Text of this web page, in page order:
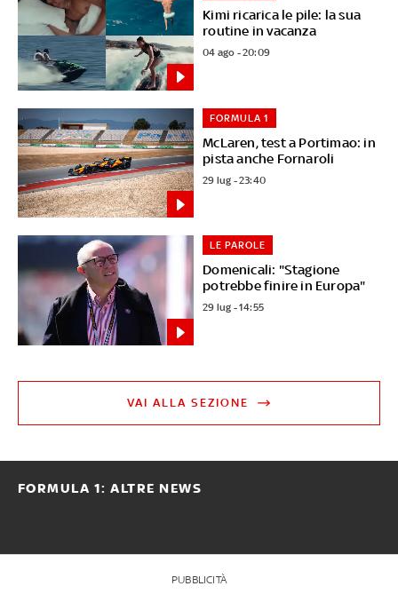
Kimi ricarica le pile: la sua
routine in vacanza
04 ago - 20:09
McLaren, test a Portimao: in
pista anche Fornaroli
FORMULA 1
29 lug - 23:40
Domenicali: "Stagione
potrebbe finire in Europa"
LE PAROLE
29 lug - 14:55
VAI ALLA SEZIONE
FORMULA 1: ALTRE NEWS
PUBBLICITÀ